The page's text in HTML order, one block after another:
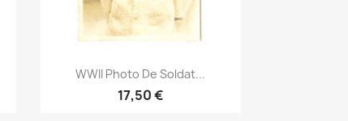
Aperçu rapide
WWII Photo De Soldat...
17,50 €